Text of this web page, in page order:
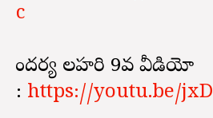
c
సౌందర్య లహరి 9వ వీడియో
: https://youtu.be/